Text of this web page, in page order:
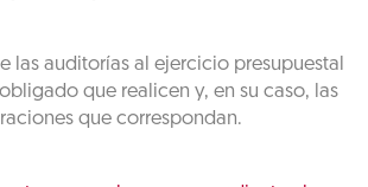
las auditorías al ejercicio presupuestal
que realicen y, en su caso, las
que correspondan.